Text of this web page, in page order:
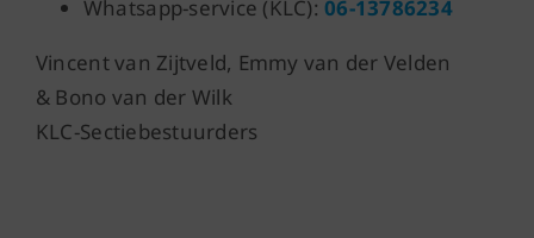
Whatsapp-service (KLC):06-13786234
Vincent van Zijtveld, Emmy van der Velden
& Bono van der Wilk
KLC-Sectiebestuurders